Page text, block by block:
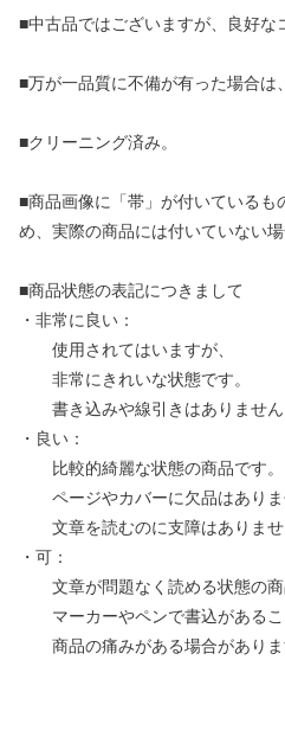
■中古品ではございますが、良好な
■万が一品質に不備が有った場合は
■クリーニング済み。
■商品画像に「帯」が付いているも
め、実際の商品には付いていない場
■商品状態の表記につきまして
・非常に良い：
使用されてはいますが、
非常にきれいな状態です。
書き込みや線引きはありません
・良い：
比較的綺麗な状態の商品です。
ページやカバーに欠品はありま
文章を読むのに支障はありませ
・可：
文章が問題なく読める状態の商
マーカーやペンで書込があるこ
商品の痛みがある場合がありま